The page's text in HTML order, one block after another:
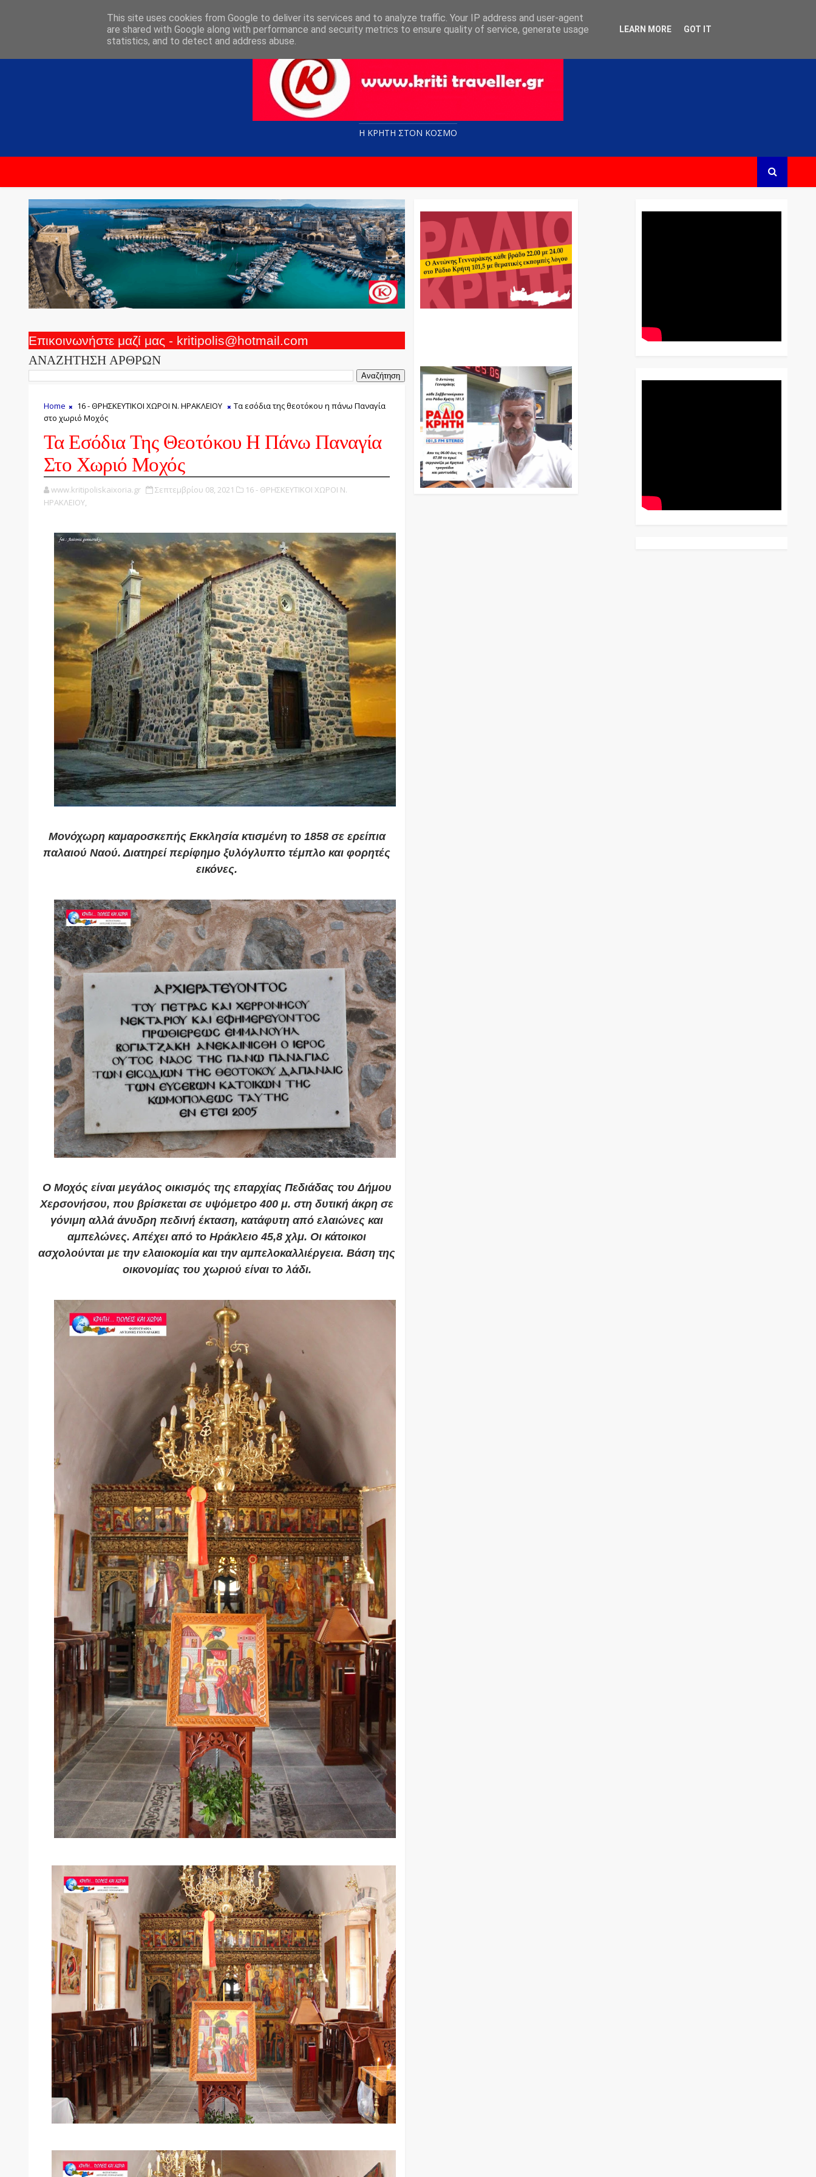
Η ΚΡΗΤΗ ΣΤΟN KOΣΜΟ
Επικοινωνήστε μαζί μας - kritipolis@hotmail.com
ΑΝΑΖΗΤΗΣΗ ΑΡΘΡΩΝ
Home 16 - ΘΡΗΣΚΕΥΤΙΚΟΙ ΧΩΡΟΙ Ν. ΗΡΑΚΛΕΙΟΥ
Τα εσόδια της θεοτόκου η πάνω Παναγία
στο χωριό Μοχός
Τα Εσόδια Της Θεοτόκου Η Πάνω Παναγία
Στο Χωριό Μοχός
www.kritipoliskaixoria.gr Σεπτεμβρίου 08, 2021
16 - ΘΡΗΣΚΕΥΤΙΚΟΙ ΧΩΡΟΙ Ν.
ΗΡΑΚΛΕΙΟΥ,
Μονόχωρη καμαροσκεπής Εκκλησία κτισμένη το 1858 σε ερείπια
παλαιού Ναού. Διατηρεί περίφημο ξυλόγλυπτο τέμπλο και φορητές
εικόνες.
Ο Μοχόςείναι μεγάλος οικισμός της επαρχίας ΠεδιάδαςτουΔήμου
Χερσονήσου, που βρίσκεται σε υψόμετρο 400 μ. στη δυτική άκρη σε
γόνιμη αλλά άνυδρη πεδινή έκταση, κατάφυτη από ελαιώνες και
αμπελώνες. Απέχει από το Ηράκλειο 45,8 χλμ. Οι κάτοικοι
ασχολούνται με την ελαιοκομία και την αμπελοκαλλιέργεια. Βάση της
οικονομίας του χωριού είναι τολάδι.
This site uses cookies from Google to deliver its services and to analyze traffic. Your IP address and user-agent
are shared with Google along with performance and security metrics to ensure quality of service, generate usage
statistics, and to detect and address abuse.
LEARN MORE GOT IT